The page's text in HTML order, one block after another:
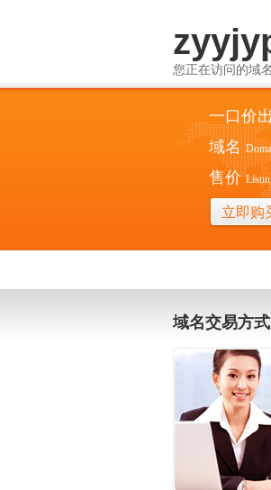
您正在访问的域
一口价
域名
售价
立即购
域名交易方式